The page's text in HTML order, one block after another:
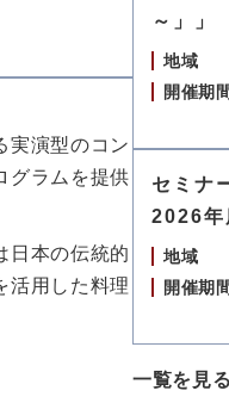
実演型のコン
グラムを提供
日本の伝統的
活用した料理
～」」
地域
開催期間
セミナ
2026年
地域
開催期間
一覧を見